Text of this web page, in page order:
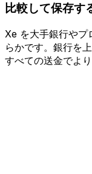
比較して保存す
Xe を大手銀行やプ
らかです。銀行を
すべての送金でよ